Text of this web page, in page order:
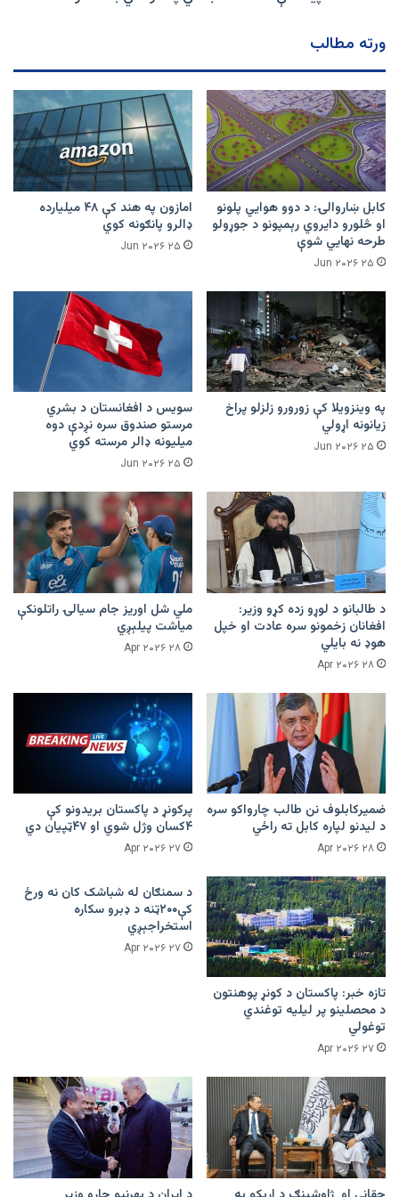
ورته مطالب
کابل ښاروالۍ: د دوو هوايي پلونو
او څلورو دایروي رېمپونو د جوړولو
طرحه نهایي شوې
۲۵ Jun ۲۰۲۶
امازون په هند کې ۴۸ میلیارده
ډالرو پانګونه کوي
۲۵ Jun ۲۰۲۶
په وینزویلا کې زورورو زلزلو پراخ
زیانونه اړولي
۲۵ Jun ۲۰۲۶
سویس د افغانستان د بشري
مرستو صندوق سره نږدې دوه
میلیونه ډالر مرسته کوي
۲۵ Jun ۲۰۲۶
د طالبانو د لوړو زده کړو وزیر:
افغانان زخمونو سره عادت او خپل
هوډ نه بایلي
۲۸ Apr ۲۰۲۶
ملي شل اوریز جام سیالۍ راتلونکې
میاشت پیلېږي
۲۸ Apr ۲۰۲۶
ضمیرکابلوف نن طالب چارواکو سره
د لیدنو لپاره کابل ته راځي
۲۸ Apr ۲۰۲۶
پرکونړ د پاکستان بریدونو کې
۴کسان وژل شوي او ۴۷ټپیان دي
۲۷ Apr ۲۰۲۶
تازه خبر: پاکستان د کونړ پوهنتون
د محصلینو پر لیلیه توغندي
توغولي
۲۷ Apr ۲۰۲۶
د سمنګان له شباشک کان نه ورځ
کې۲۰۰ټنه د ډبرو سکاره
استخراجېږي
۲۷ Apr ۲۰۲۶